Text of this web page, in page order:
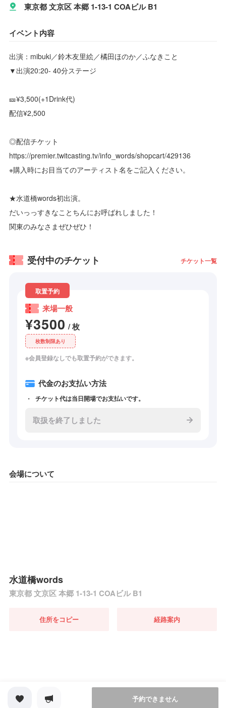
東京都 文京区 本郷 1-13-1 COAビル B1
イベント内容
出演：mibuki／鈴木友里絵／橘田ほのか／ふなきこと
▼出演20:20- 40分ステージ
🎫¥3,500(+1Drink代)
配信¥2,500
◎配信チケット
https://premier.twitcasting.tv/info_words/shopcart/429136
※購入時にお目当てのアーティスト名をご記入ください。
★水道橋words初出演。
だいっっすきなことちんにお呼ばれしました！
関東のみなさまぜひぜひ！
受付中のチケット チケット一覧
取置予約
来場一般
¥3500 / 枚
枚数制限あり
※会員登録なしでも取置予約ができます。
代金のお支払い方法
チケット代は当日開場でお支払いです。
取扱を終了しました
会場について
水道橋words
東京都 文京区 本郷 1-13-1 COAビル B1
住所をコピー 経路案内
予約できません